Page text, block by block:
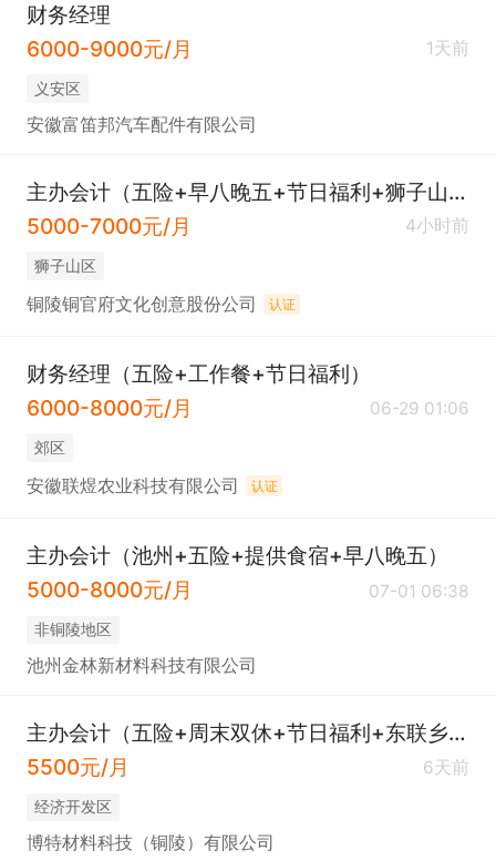
财务经理
6000-9000元/月
1天前
义安区
安徽富笛邦汽车配件有限公司
主办会计（五险+早八晚五+节日福利+狮子山附近）
5000-7000元/月
4小时前
狮子山区
铜陵铜官府文化创意股份公司 认证
财务经理（五险+工作餐+节日福利）
6000-8000元/月
06-29 01:06
郊区
安徽联煜农业科技有限公司 认证
主办会计（池州+五险+提供食宿+早八晚五）
5000-8000元/月
07-01 06:38
非铜陵地区
池州金林新材料科技有限公司
主办会计（五险+周末双休+节日福利+东联乡附近）
5500元/月
6天前
经济开发区
博特材料科技（铜陵）有限公司